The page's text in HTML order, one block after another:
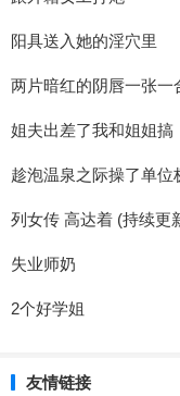
阳具送入她的淫穴里
两片暗红的阴唇一张一
姐夫出差了我和姐姐搞
趁泡温泉之际操了单位
列女传 高达着 (持续更
失业师奶
2个好学姐
友情链接